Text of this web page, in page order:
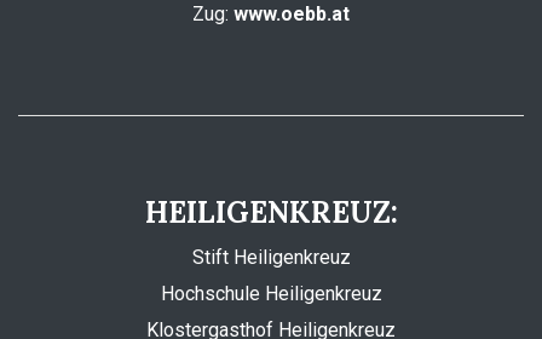
Zug: www.oebb.at
HEILIGENKREUZ:
Stift Heiligenkreuz
Hochschule Heiligenkreuz
Klostergasthof Heiligenkreuz